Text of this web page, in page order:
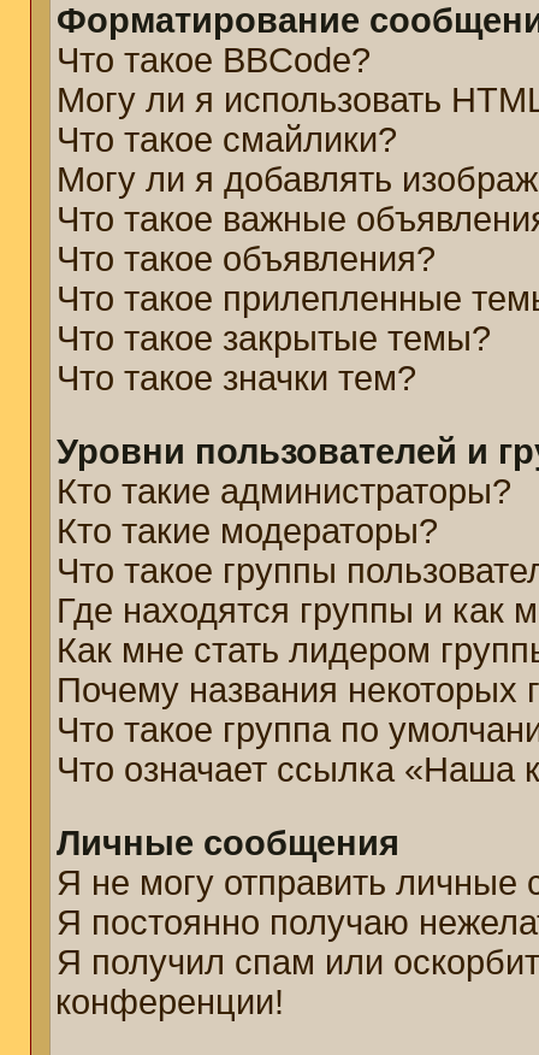
Форматирование
Что такое BBCode?
Могу ли я использовать
Что такое смайлики?
Могу ли я добавлять
Что такое важные
Что такое объявления?
Что такое прилепленные
Что такое закрытые темы?
Что такое значки тем?
Уровни пользователей и
Кто такие администраторы?
Кто такие модераторы?
Что такое группы
Где находятся группы и как
Как мне стать лидером
Почему названия некоторых
Что такое группа по
Что означает ссылка «Наша
Личные сообщения
Я не могу отправить личные
Я постоянно получаю
Я получил спам или
конференции!